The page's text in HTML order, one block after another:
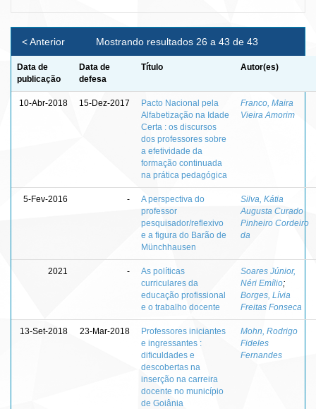
Mostrando resultados 26 a 43 de 43
< Anterior
Data de
publicação
Data de
defesa
Título Autor(es)
10-Abr-2018 15-Dez-2017
Pacto Nacional pela
Alfabetização na Idade
Certa : os discursos
dos professores sobre
a efetividade da
formação continuada
na prática pedagógica
Franco, Maira
Vieira Amorim
5-Fev-2016 -
A perspectiva do
professor
pesquisador/reflexivo
e a figura do Barão de
Münchhausen
Silva, Kátia
Augusta Curado
Pinheiro Cordeiro
da
2021 -
As políticas
curriculares da
educação profissional
e o trabalho docente
Soares Júnior,
Néri Emílio;
Borges, Lívia
Freitas Fonseca
13-Set-2018 23-Mar-2018
Professores iniciantes
e ingressantes :
dificuldades e
descobertas na
inserção na carreira
docente no município
de Goiânia
Mohn, Rodrigo
Fideles
Fernandes